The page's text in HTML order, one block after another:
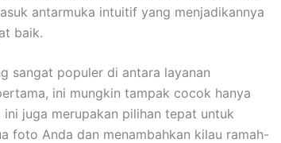
antarmuka intuitif yang menjadikannya
baik.
sangat populer di antara layanan
ini mungkin tampak cocok hanya
juga merupakan pilihan tepat untuk
foto Anda dan menambahkan kilau ramah-